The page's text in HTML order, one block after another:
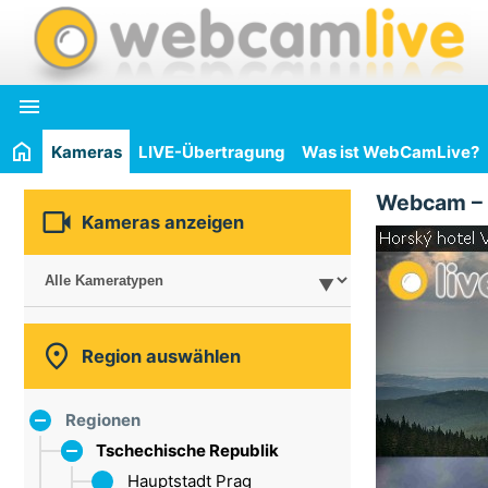

Kameras LIVE-Übertragung Was ist WebCamLive?
 Kameras anzeigen
 Region auswählen
Regionen
Tschechische Republik
Hauptstadt Prag
Webcam –